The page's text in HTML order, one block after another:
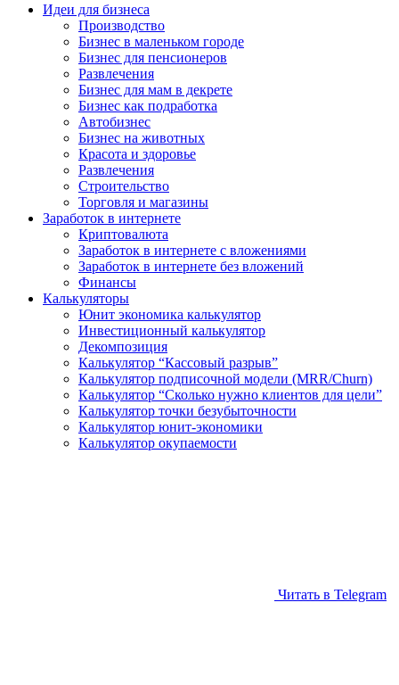
Идеи для бизнеса
Производство
Бизнес в маленьком городе
Бизнес для пенсионеров
Развлечения
Бизнес для мам в декрете
Бизнес как подработка
Автобизнес
Бизнес на животных
Красота и здоровье
Развлечения
Строительство
Торговля и магазины
Заработок в интернете
Криптовалюта
Заработок в интернете c вложениями
Заработок в интернете без вложений
Финансы
Калькуляторы
Юнит экономика калькулятор
Инвестиционный калькулятор
Декомпозиция
Калькулятор “Кассовый разрыв”
Калькулятор подписочной модели (MRR/Churn)
Калькулятор “Сколько нужно клиентов для цели”
Калькулятор точки безубыточности
Калькулятор юнит-экономики
Калькулятор окупаемости
Читать в Telegram